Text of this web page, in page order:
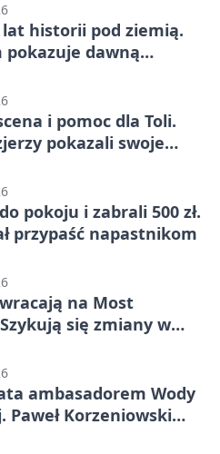
historii pod ziemią.
pokazuje dawną
i pomoc dla Toli.
pokazali swoje
pokoju i zabrali 500 zł.
przypaść napastnikom
na Most
się zmiany w
ambasadorem Wody
Paweł Korzeniowski